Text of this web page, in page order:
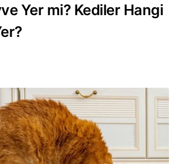
Yer mi? Kediler Hangi